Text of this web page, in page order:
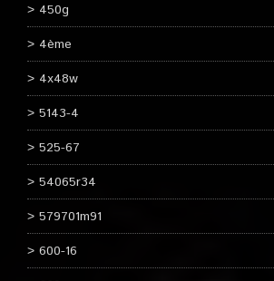
450g
4ème
4x48w
5143-4
525-67
54065r34
579701m91
600-16